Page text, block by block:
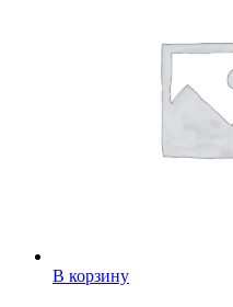
В корзину